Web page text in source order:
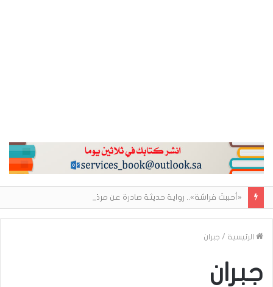
الرئيسية / جبران
جبران